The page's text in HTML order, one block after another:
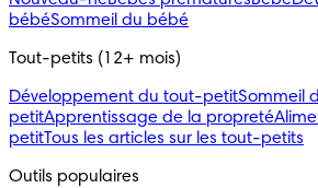
bébéSommeil du bébé
Tout-petits (12+ mois)
Développement du tout-petitSommeil
petitApprentissage de la propreté
petitTous les articles sur les tout-petits
Outils populaires